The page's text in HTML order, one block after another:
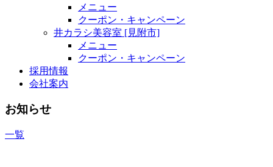
メニュー
クーポン・キャンペーン
井カラシ美容室 [見附市]
メニュー
クーポン・キャンペーン
採用情報
会社案内
お知らせ
一覧